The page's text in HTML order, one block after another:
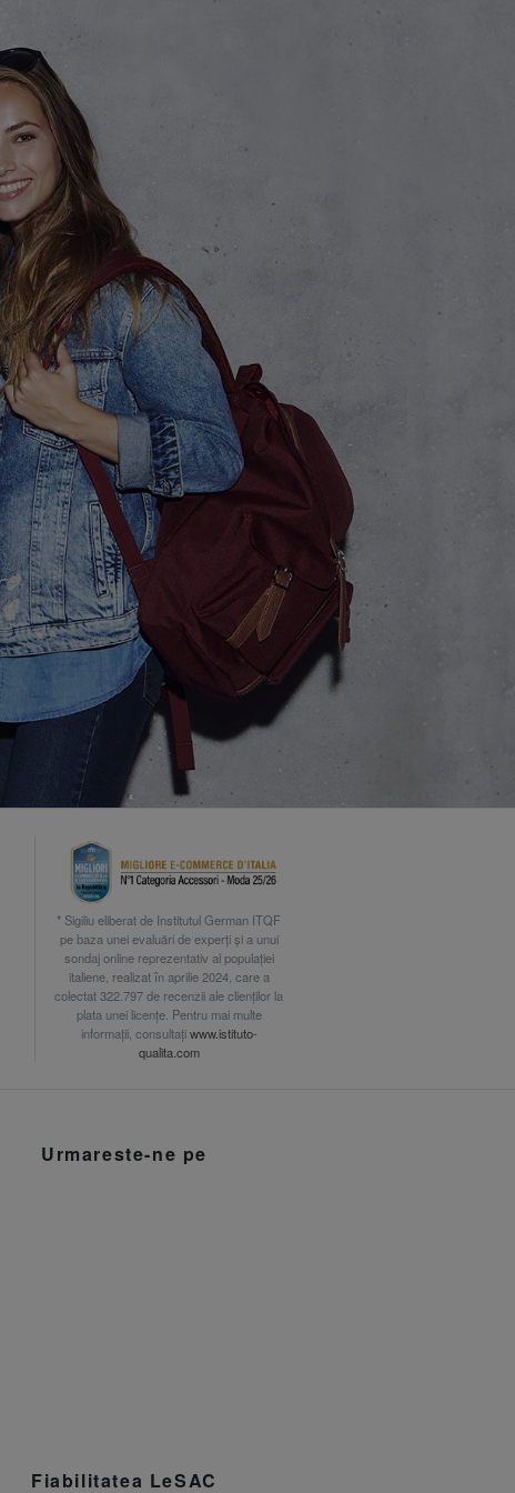
* Sigiliu eliberat de Institutul German ITQF
pe baza unei evaluări de experți și a unui
sondaj online reprezentativ al populației
italiene, realizat în aprilie 2024, care a
colectat 322.797 de recenzii ale clienților la
plata unei licențe. Pentru mai multe
informații, consultațiwww.istituto-
qualita.com
Urmareste-ne pe
Fiabilitatea LeSAC